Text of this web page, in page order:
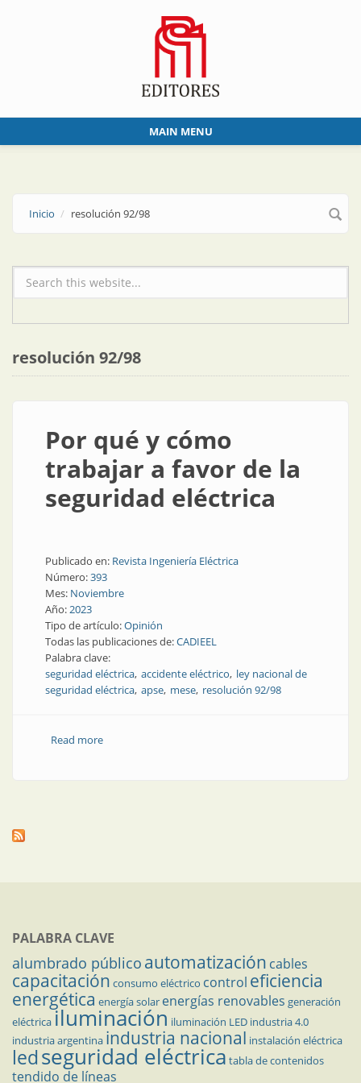
MAIN MENU
Inicio resolución 92/98
Formulario de búsqueda
resolución 92/98
Por qué y cómo
trabajar a favor de la
seguridad eléctrica
Publicado en: Revista Ingeniería Eléctrica
Número:393
Mes: Noviembre
Año:2023
Tipo de artículo:Opinión
Todas las publicaciones de:CADIEEL
Palabra clave:
seguridad eléctrica accidente eléctrico ley nacional de
seguridad eléctrica apse mese resolución 92/98
Read moreabout Por qué y cómo trabajar a favor de la seguridad
PALABRA CLAVE
alumbrado público automatización cables
capacitación consumo eléctrico control eficiencia
energética energía solar energías renovables generación
eléctricailuminación iluminación LED industria 4.0
industria argentina industria nacional instalación eléctrica
ledseguridad eléctrica tabla de contenidos
tendido de líneas